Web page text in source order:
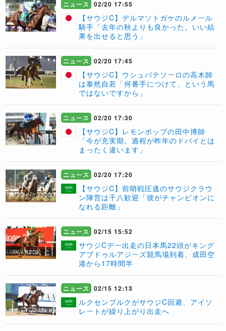
ニュース 02/20 17:55
【サウジC】デルマソトガケのルメール
騎手「去年の秋よりも良かった。いい結
果を出せると思う」
ニュース 02/20 17:45
【サウジC】ウシュバテソーロの高木師
は泰然自若「何番手につけて、という馬
ではないですから」
ニュース 02/20 17:30
【サウジC】レモンポップの田中博師
「今が充実期。過程が昨年のドバイとは
まったく違います」
ニュース 02/20 17:20
【サウジC】前哨戦圧逃のサウジクラウ
ン陣営は千八歓迎「彼がチャンピオンに
なれる距離」
ニュース 02/15 15:52
サウジCデー出走の日本馬22頭がキング
アブドゥルアジーズ競馬場到着、成田空
港から17時間半
ニュース 02/15 12:13
ルクセンブルクがサウジC回避、アイソ
レートが繰り上がり出走へ